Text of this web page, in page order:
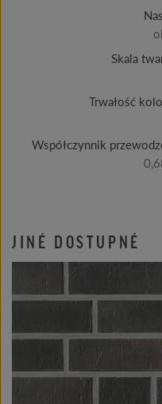
Skala
Trwałość
Współczynnik
JINÉ DOSTUPNÉ